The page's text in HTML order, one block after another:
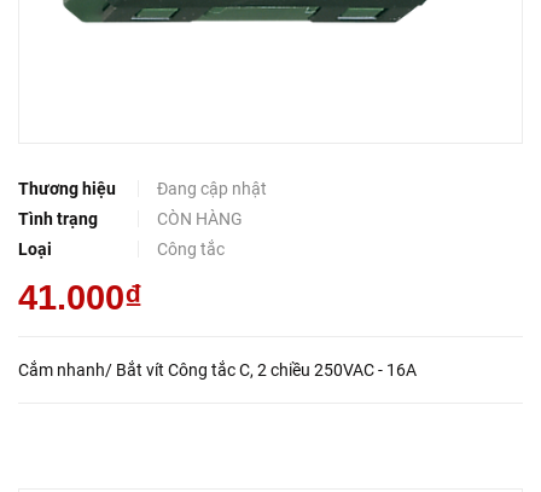
Thương hiệu
Đang cập nhật
Tình trạng
CÒN HÀNG
Loại
Công tắc
41.000₫
Cắm nhanh/ Bắt vít Công tắc C, 2 chiều 250VAC - 16A